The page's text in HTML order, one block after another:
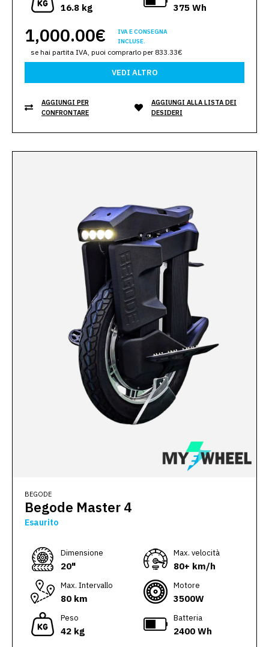
16.8 kg 375 Wh
1,000.00€
IVA E CONSEGNA
INCLUSE.
se hai partita IVA, puoi comprarlo per 833.33€
VEDI ALTRO
AGGIUNGI PER
CONFRONTARE
AGGIUNGI ALLA LISTA DEI
DESIDERI
BEGODE
Begode Master 4
Esaurito
Dimensione
20"
Max. velocità
80+ km/h
Max. Intervallo
80 km
Motore
3500W
Peso
42 kg
Batteria
2400 Wh